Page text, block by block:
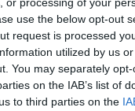
use the below opt-out
request is processed
utilized by us
You may separately
on the IAB’s list of
to third parties on the
L’œil rouge du
arrive à beaucoup
connue est